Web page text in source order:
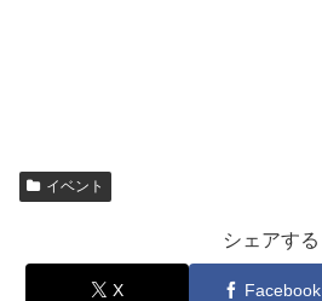
イベント
シェアする
X Facebook